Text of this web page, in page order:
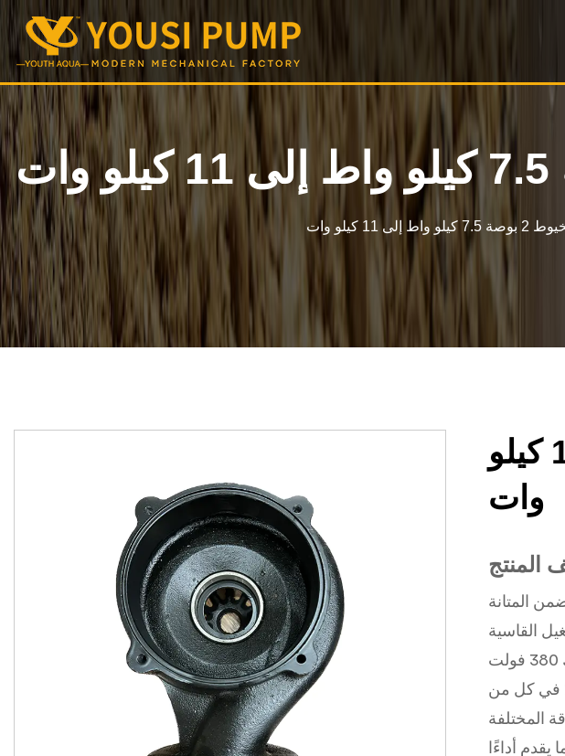
إلى 11 كيلو وات
ب منفذ الخيوط 2 بوصة 7.5 كيلو واط إلى 11 كيلو
وات
المنتج
المتانة
خيارات الطاقة متعددة الاستخدامات: يدعم مجموعة من خيارات إمداد الطاقة ، بما في ذلك 380 فولت
مع تسامح ± 10 ٪ عند 50 هرتز ، و 220 فولت أحادي الطور مع تسامح ± 10 ٪ في كل من
مكعب/ساعة ، مما يقدم أداءًا